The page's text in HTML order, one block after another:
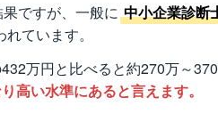
ですが、一般に 中小企業診断
れています。
万円と比べると約270万～
高い水準にあると言えます。